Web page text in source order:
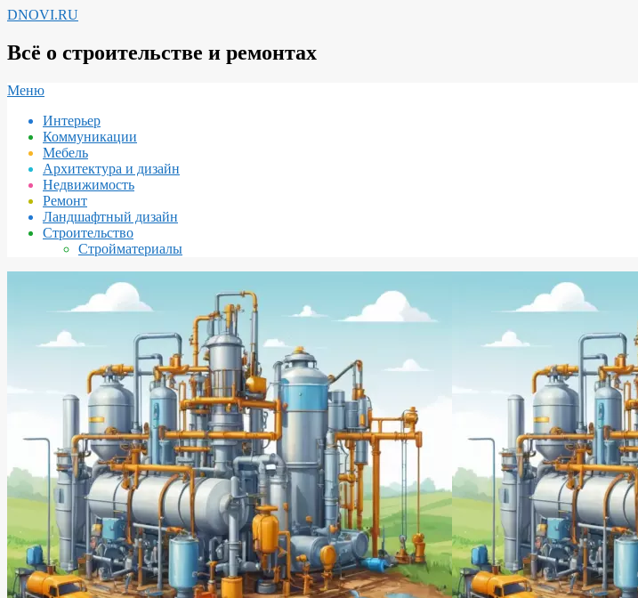
Перейти
содержимому
DNOVI.RU
Всё о строительстве и ремонтах
Вторичное
навигации
Меню
Интерьер
Коммуникации
Мебель
Архитектура и дизайн
Недвижимость
Ремонт
Ландшафтный дизайн
Строительство
Стройматериалы